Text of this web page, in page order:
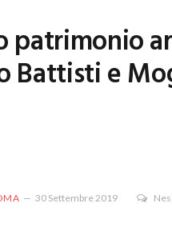
patrimonio
Battisti e
30 Settembre 2019